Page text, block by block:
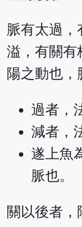
脈有太過，
溢，有關有
陽之動也，
過者，
減者，
遂上魚
脈也。
關以後者，